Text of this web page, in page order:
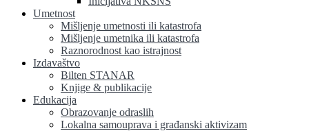
Umetnost
Mišljenje umetnosti ili katastrofa
Mišljenje umetnika ili katastrofa
Raznorodnost kao istrajnost
Izdavaštvo
Bilten STANAR
Knjige & publikacije
Edukacija
Obrazovanje odraslih
Lokalna samouprava i građanski aktivizam